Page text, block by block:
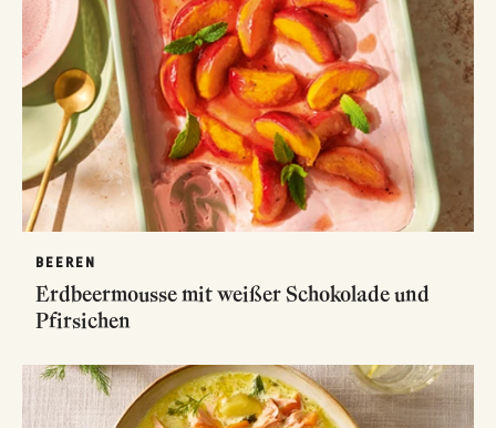
BEEREN
Erdbeermousse mit weißer Schokolade und
Pfirsichen